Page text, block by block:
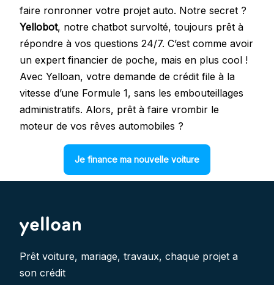
faire ronronner votre projet auto. Notre secret ?
Yellobot, notre chatbot survolté, toujours prêt à
répondre à vos questions 24/7. C’est comme avoir
un expert financier de poche, mais en plus cool !
Avec Yelloan, votre demande de crédit file à la
vitesse d’une Formule 1, sans les embouteillages
administratifs. Alors, prêt à faire vrombir le
moteur de vos rêves automobiles ?
Je finance ma nouvelle voiture
Prêt voiture, mariage, travaux, chaque projet a
son crédit